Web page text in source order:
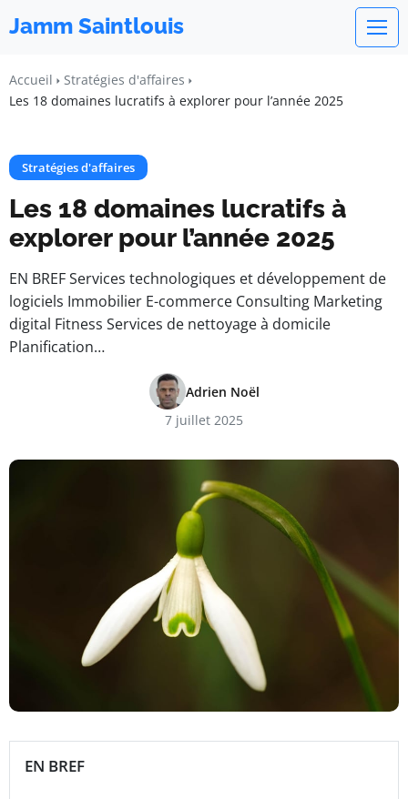
Jamm Saintlouis
Accueil
Stratégies d'affaires
Les 18 domaines lucratifs à explorer pour l’année 2025
Stratégies d'affaires
Les 18 domaines lucratifs à
explorer pour l’année 2025
EN BREF Services technologiques et développement de
logiciels Immobilier E-commerce Consulting Marketing
digital Fitness Services de nettoyage à domicile
Planification…
Adrien Noël
7 juillet 2025
EN BREF